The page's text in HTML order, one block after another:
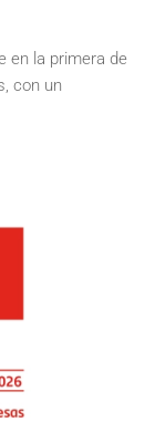
en la primera de
con un